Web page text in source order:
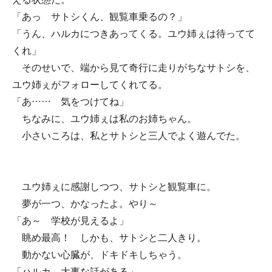
「あっ サトシくん、観覧車乗るの？」
「うん、ハルカにつきあってくる。ユウ姉ぇは待ってて
くれ」
そのせいで、端から見て奇行に走りがちなサトシを、
ユウ姉ぇがフォローしてくれてる。
「あ…… 気をつけてね」
ちなみに、ユウ姉ぇは私のお姉ちゃん。
小さいころは、私とサトシと三人でよく遊んでた。
ユウ姉ぇに感謝しつつ、サトシと観覧車に。
夢が一つ、かなったよ。やり～
「あ～ 学校が見えるよ」
眺め最高！ しかも、サトシと二人きり。
動かない心臓が、ドキドキしちゃう。